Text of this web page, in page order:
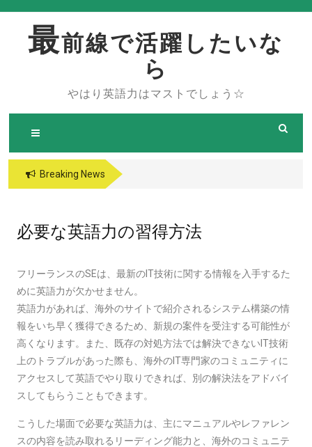
content最前線で活躍したいな
ら
やはり英語力はマストでしょう☆
Breaking News
必要な英語力の習得方法
フリーランスのSEは、最新のIT技術に関する情報を入手するた
めに英語力が欠かせません。
英語力があれば、海外のサイトで紹介されるシステム構築の情
報をいち早く獲得できるため、新規の案件を受注する可能性が
高くなります。また、既存の対処方法では解決できないIT技術
上のトラブルがあった際も、海外のIT専門家のコミュニティに
アクセスして英語でやり取りできれば、別の解決法をアドバイ
スしてもらうこともできます。
こうした場面で必要な英語力は、主にマニュアルやレファレン
スの内容を読み取れるリーディング能力と、海外のコミュニテ